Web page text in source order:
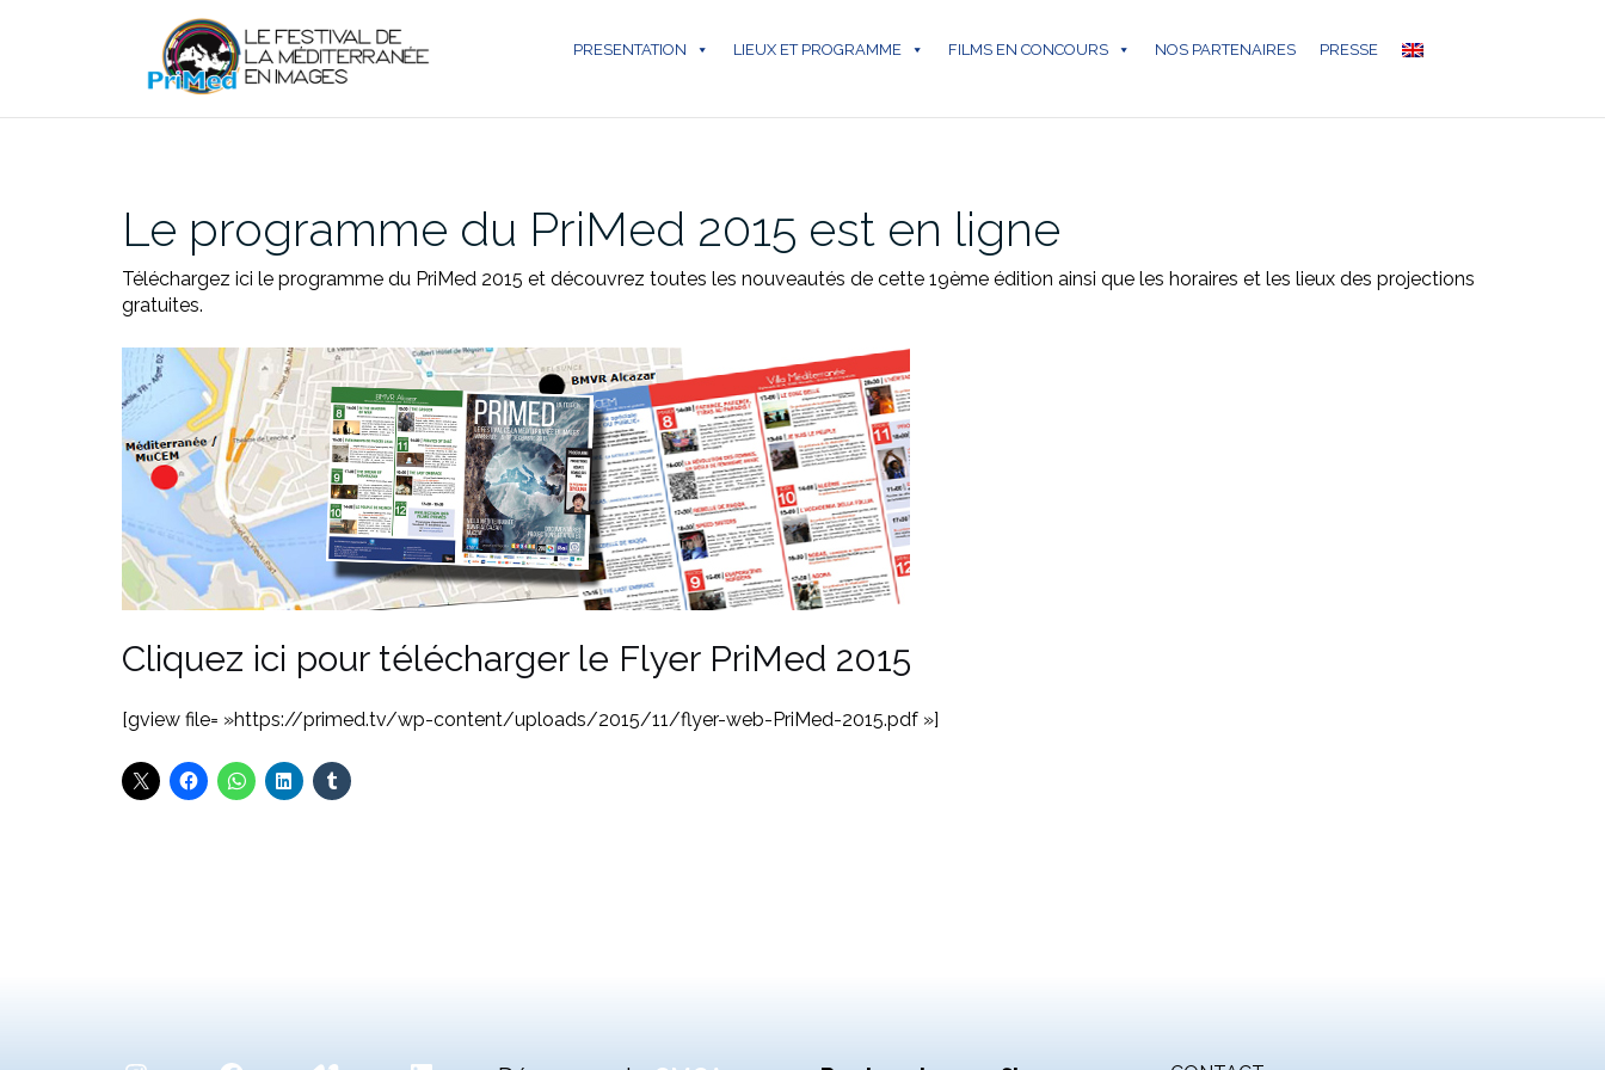
PRESENTATION LIEUX ET PROGRAMME FILMS EN CONCOURS NOS PARTENAIRES PRESSE
Le programme du PriMed 2015 est en ligne
Téléchargez ici le programme du PriMed 2015 et découvrez toutes les nouveautés de cette 19ème édition ainsi que les horaires et les lieux des projections
gratuites.
Cliquez ici pour télécharger le Flyer PriMed 2015
[gview file= »https://primed.tv/wp-content/uploads/2015/11/flyer-web-PriMed-2015.pdf »]